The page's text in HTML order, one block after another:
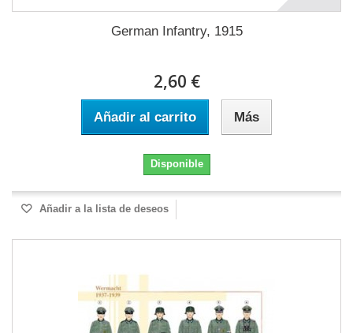
German Infantry, 1915
2,60 €
Añadir al carrito Más
Disponible
Añadir a la lista de deseos